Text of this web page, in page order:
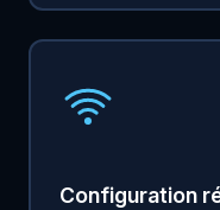
Configuration